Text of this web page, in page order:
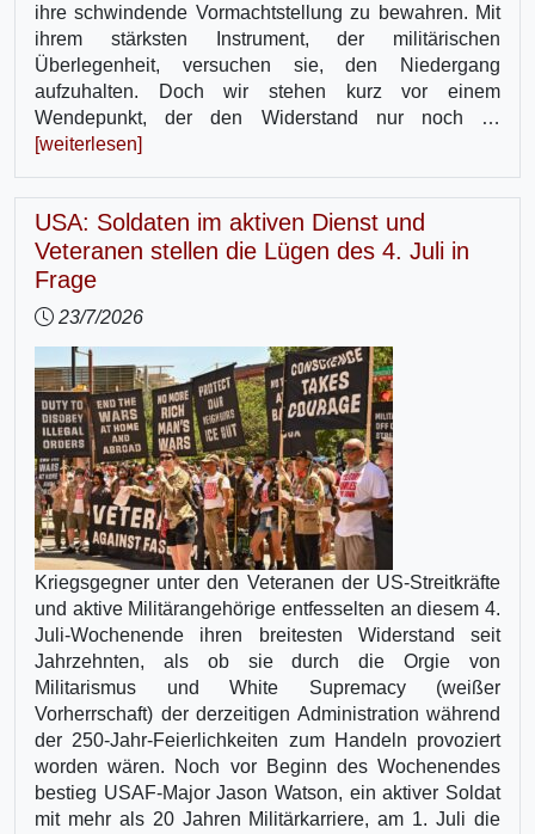
ihre schwindende Vormachtstellung zu bewahren. Mit
ihrem stärksten Instrument, der militärischen
Überlegenheit, versuchen sie, den Niedergang
aufzuhalten. Doch wir stehen kurz vor einem
Wendepunkt, der den Widerstand nur noch …
[weiterlesen]
USA: Soldaten im aktiven Dienst und
Veteranen stellen die Lügen des 4. Juli in
Frage
23/7/2026
Kriegsgegner unter den Veteranen der US-Streitkräfte
und aktive Militärangehörige entfesselten an diesem 4.
Juli-Wochenende ihren breitesten Widerstand seit
Jahrzehnten, als ob sie durch die Orgie von
Militarismus und White Supremacy (weißer
Vorherrschaft) der derzeitigen Administration während
der 250-Jahr-Feierlichkeiten zum Handeln provoziert
worden wären. Noch vor Beginn des Wochenendes
bestieg USAF-Major Jason Watson, ein aktiver Soldat
mit mehr als 20 Jahren Militärkarriere, am 1. Juli die